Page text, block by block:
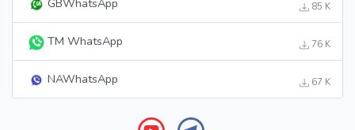
85 K
TM WhatsApp 76 K
NAWhatsApp 67 K